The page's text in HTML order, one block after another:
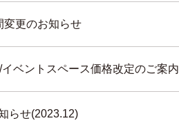
更のお知らせ
ベントスペース価格改定のご案内
らせ(2023.12)